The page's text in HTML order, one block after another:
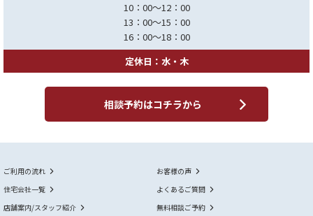
10：00～12：00
13：00～15：00
16：00～18：00
定休日：水・木
相談予約はコチラから
ご利用の流れ
お客様の声
住宅会社一覧
よくあるご質問
店舗案内/スタッフ紹介
無料相談ご予約